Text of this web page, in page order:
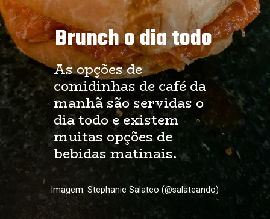
Brunch o dia todo
As opções de
comidinhas de café da
manhã são servidas o
dia todo e existem
muitas opções de
bebidas matinais.
Imagem: Stephanie Salateo (@salateando)